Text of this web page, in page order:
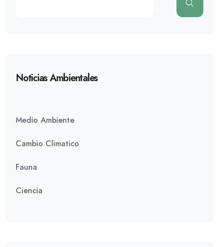
Noticias Ambientales
Medio Ambiente
Cambio Climatico
Fauna
Ciencia